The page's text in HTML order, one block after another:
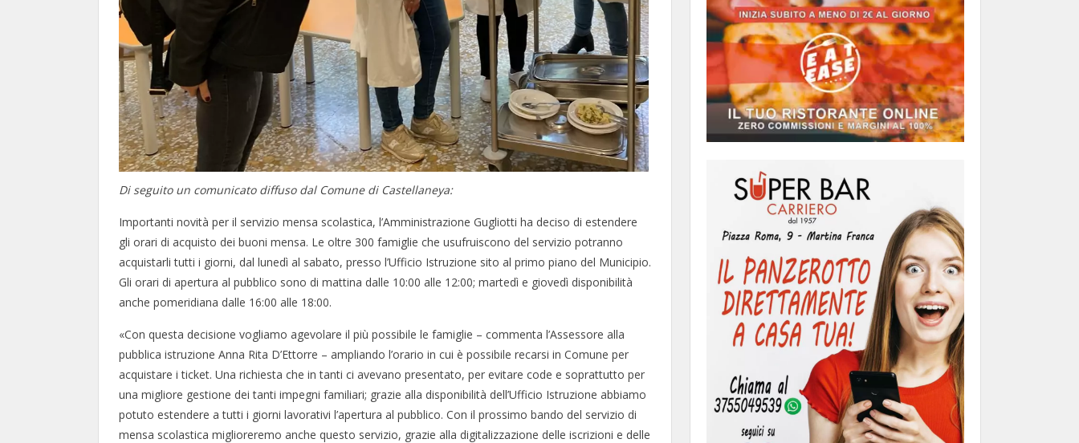
Di seguito un comunicato diffuso dal Comune di Castellaneya:
Importanti novità per il servizio mensa scolastica, l’Amministrazione Gugliotti ha deciso di estendere
gli orari di acquisto dei buoni mensa. Le oltre 300 famiglie che usufruiscono del servizio potranno
acquistarli tutti i giorni, dal lunedì al sabato, presso l’Ufficio Istruzione sito al primo piano del Municipio.
Gli orari di apertura al pubblico sono di mattina dalle 10:00 alle 12:00; martedì e giovedì disponibilità
anche pomeridiana dalle 16:00 alle 18:00.
«Con questa decisione vogliamo agevolare il più possibile le famiglie – commenta l’Assessore alla
pubblica istruzione Anna Rita D’Ettorre – ampliando l’orario in cui è possibile recarsi in Comune per
acquistare i ticket. Una richiesta che in tanti ci avevano presentato, per evitare code e soprattutto per
una migliore gestione dei tanti impegni familiari; grazie alla disponibilità dell’Ufficio Istruzione abbiamo
potuto estendere a tutti i giorni lavorativi l’apertura al pubblico. Con il prossimo bando del servizio di
mensa scolastica miglioreremo anche questo servizio, grazie alla digitalizzazione delle iscrizioni e delle